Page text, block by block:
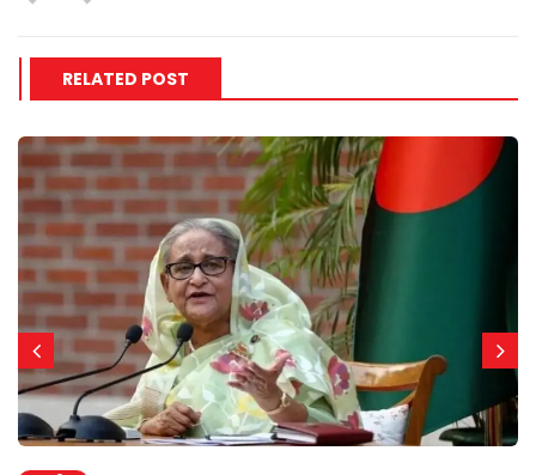
RELATED POST